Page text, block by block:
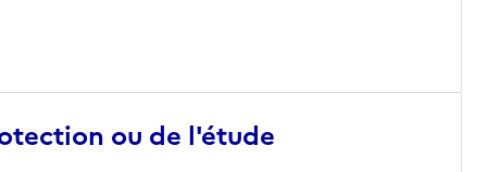
ou de l'étude